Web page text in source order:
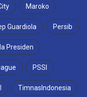
Maroko
Guardiola Persib
Presiden
PSSI
TimnasIndonesia